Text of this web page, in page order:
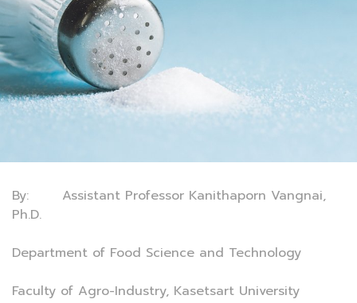
By: Assistant Professor Kanithaporn Vangnai,
Ph.D.
Department of Food Science and Technology
Faculty of Agro-Industry, Kasetsart University